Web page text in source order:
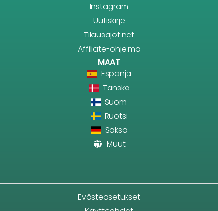
Instagram
Uutiskirje
Tilausajot.net
Affiliate-ohjelma
MAAT
Espanja
Tanska
Suomi
Ruotsi
Saksa
Muut
Evästeasetukset